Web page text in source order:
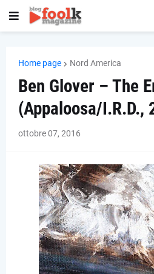
Home page Nord America
Ben Glover – The
(Appaloosa/I.R.D.,
ottobre 07, 2016